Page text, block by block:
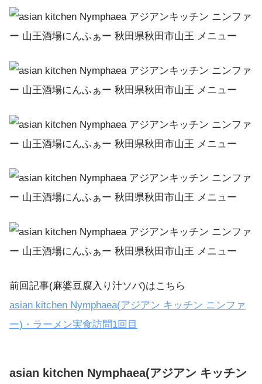
前回記事(麻婆豆腐入り汁ソバ)はこちら
asian kitchen Nymphaea(アジアン キッチン ニンファ
ー) ・ラーメン実食訪問1回目
asian kitchen Nymphaea(アジアン キッチン